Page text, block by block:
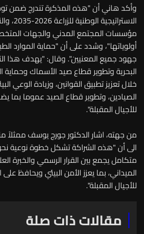
وأكد هاني أن "هذه المذكرة تندرج ضمن
مؤسسات المجتمع المدني والجهات
أولوياتها"، وشدد على أن "حماية الموارد
جهود جميع المعنيين". وقال: "يهدف هذا
البحرية وتطوير قطاع صيد الأسماك وحماية
خلال تعزيز تطبيق القوانين، وزيادة الوعي
الصيادين، وتطوير قطاع الصيد عموما بما
للأجيال المقبلة".
من جهته، اشار الدكتور جورج يوسف
الى أن "هذه الشراكة تشكل خطوة نوعية
متكامل يجمع بين القرار الرسمي والخبرة
الميداني، بما يعزز الأمن البيئي ويحافظ على
للأجيال المقبلة".
مقالات ذات صلة